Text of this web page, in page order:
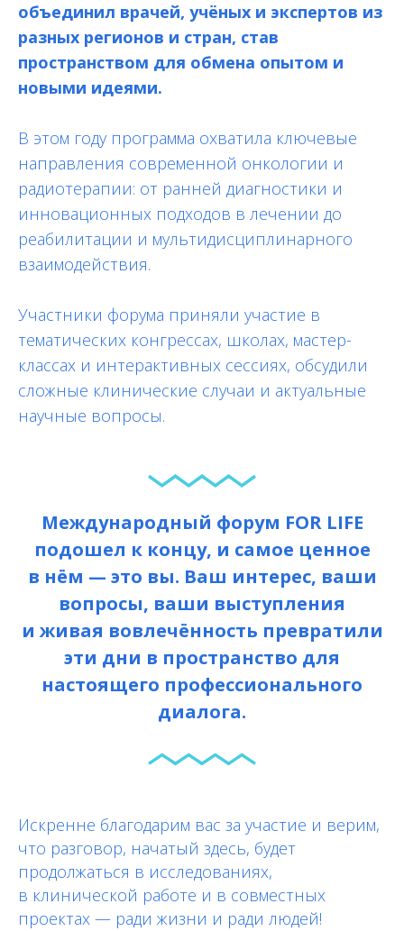
Регистрация
объединил врачей, учёных и экспертов из
разных регионов и стран, став
пространством для обмена опытом и
новыми идеями.
В этом году программа охватила ключевые
направления современной онкологии и
радиотерапии: от ранней диагностики и
инновационных подходов в лечении до
реабилитации и мультидисциплинарного
взаимодействия.
Участники форума приняли участие в
тематических конгрессах, школах, мастер-
классах и интерактивных сессиях, обсудили
сложные клинические случаи и актуальные
научные вопросы.
Международный форум FOR LIFE
подошел к концу, и самое ценное
в нём — это вы. Ваш интерес, ваши
вопросы, ваши выступления
и живая вовлечённость превратили
эти дни в пространство для
настоящего профессионального
диалога.
Искренне благодарим вас за участие и верим,
что разговор, начатый здесь, будет
продолжаться в исследованиях,
в клинической работе и в совместных
проектах — ради жизни и ради людей!